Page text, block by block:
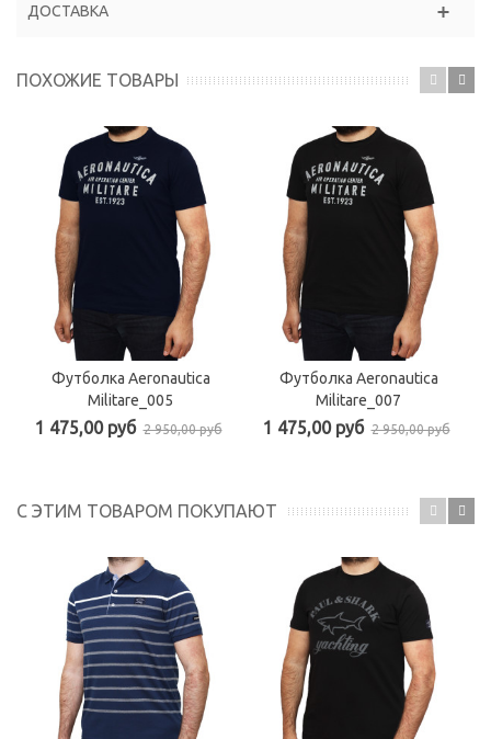
ДОСТАВКА
ПОХОЖИЕ ТОВАРЫ
Футболка Aeronautica
Militare_005
1 475,00 руб 2 950,00 руб
Футболка Aeronautica
Militare_007
1 475,00 руб 2 950,00 руб
С ЭТИМ ТОВАРОМ ПОКУПАЮТ